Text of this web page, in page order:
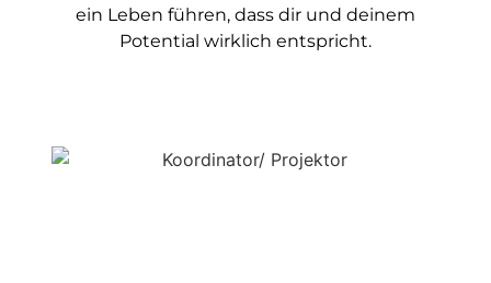
ein Leben führen, dass dir und deinem
Potential wirklich entspricht.